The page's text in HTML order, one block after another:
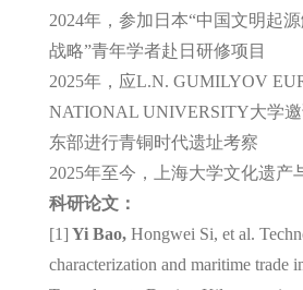
2024年，参加日本“中国文明起
战略”青年学者赴日研修项目
2025年，应L.N. GUMILYOV
NATIONAL UNIVERSITY大学
东部进行青铜时代遗址考察
2025年至今，上海大学文化遗产
科研论文：
[1] Yi Bao,Hongwei Si, et al.
characterization and maritime trade